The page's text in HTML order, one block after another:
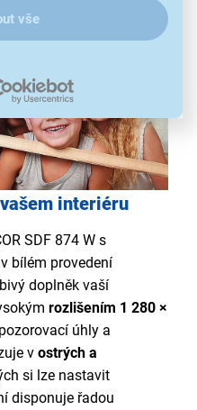
vše
interiéru
SDF 874 W s
v bílém provedení
doplněk vaší
rozlišením 1 280 ×
úhly a
v ostrých a
si lze nastavit
disponuje řadou